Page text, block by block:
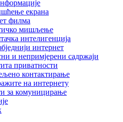
екрана
филма
мишљење
интелигенција
интернет
и непримјерени садржаји
приватности
контактирање
на интернету
за комуницирање